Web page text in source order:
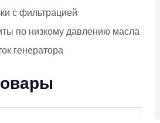
с фильтрацией
по низкому давлению масла
генератора